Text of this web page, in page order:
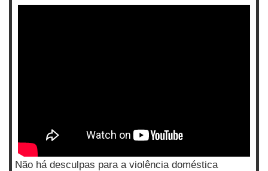
Não há desculpas para a violência doméstica